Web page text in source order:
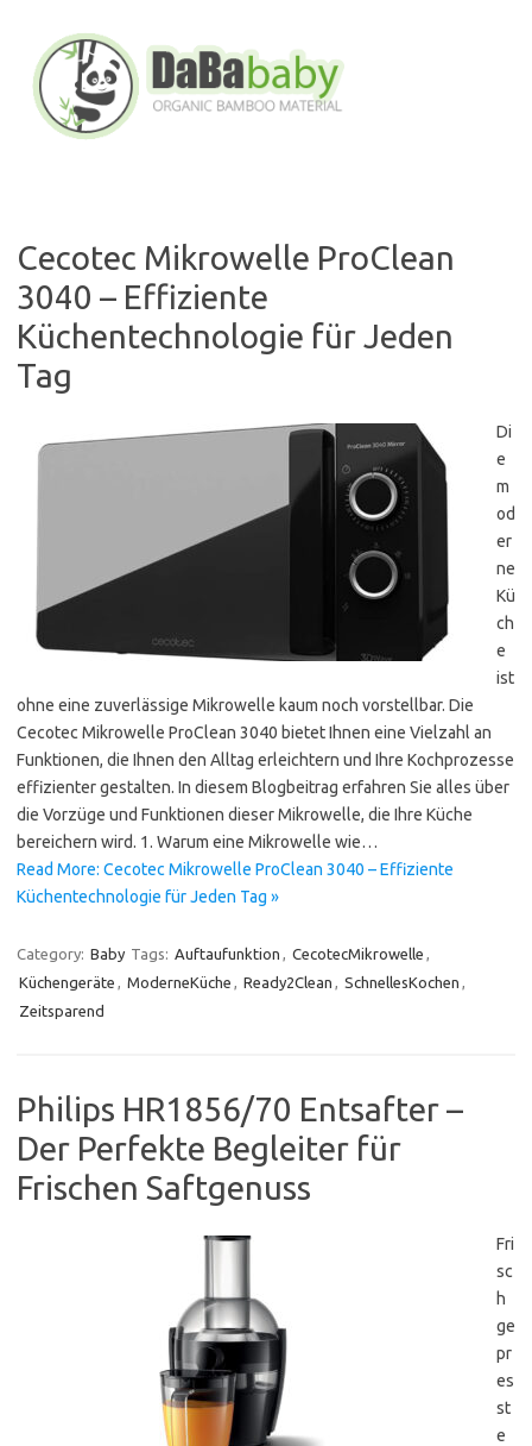
content
Cecotec Mikrowelle ProClean
3040 – Effiziente
Küchentechnologie für Jeden
Tag
Di
e
m
od
er
ne
Kü
ch
e
ist
ohne eine zuverlässige Mikrowelle kaum noch vorstellbar. Die
Cecotec Mikrowelle ProClean 3040 bietet Ihnen eine Vielzahl an
Funktionen, die Ihnen den Alltag erleichtern und Ihre Kochprozesse
effizienter gestalten. In diesem Blogbeitrag erfahren Sie alles über
die Vorzüge und Funktionen dieser Mikrowelle, die Ihre Küche
bereichern wird. 1. Warum eine Mikrowelle wie…
Read More: Cecotec Mikrowelle ProClean 3040 – Effiziente
Küchentechnologie für Jeden Tag »
Category: Baby Tags: Auftaufunktion , CecotecMikrowelle ,
Küchengeräte , ModerneKüche , Ready2Clean , SchnellesKochen ,
Zeitsparend
Philips HR1856/70 Entsafter –
Der Perfekte Begleiter für
Frischen Saftgenuss
Fri
sc
h
ge
pr
es
st
e